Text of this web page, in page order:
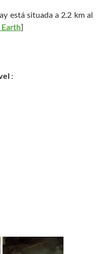
está situada a 2.2 km al
]
: